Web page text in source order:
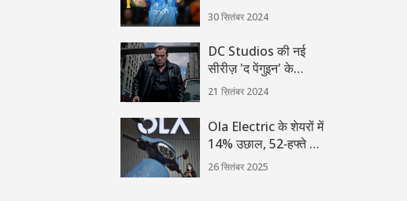
3-2 से अपने नाम की
30 सितंबर 2024
DC Studios की नई
सीरीज़ 'द पेंगुइन' के
एपिसोड्स कब होंगे रिलीज़?
जानकारी
21 सितंबर 2024
Ola Electric के शेयरों में
14% उछाल, 52‑हफ्ते के
न्यूनतम पर फिर से भरोसा
26 सितंबर 2025